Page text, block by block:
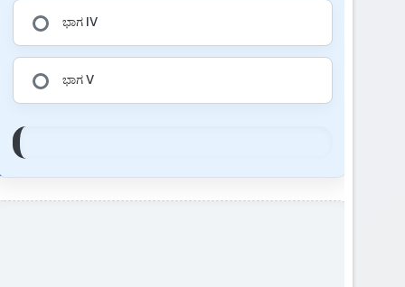
ಭಾಗ IV
ಭಾಗ V